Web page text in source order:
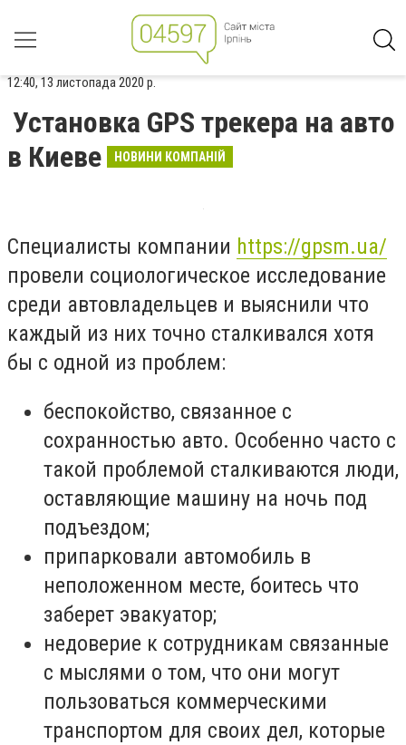
12:40, 13 листопада 2020 р.
Установка GPS трекера на авто
в Киеве
НОВИНИ КОМПАНІЙ
Специалисты компании https://gpsm.ua/
провели социологическое исследование
среди автовладельцев и выяснили что
каждый из них точно сталкивался хотя
бы с одной из проблем:
беспокойство, связанное с
сохранностью авто. Особенно часто с
такой проблемой сталкиваются люди,
оставляющие машину на ночь под
подъездом;
припарковали автомобиль в
неположенном месте, боитесь что
заберет эвакуатор;
недоверие к сотрудникам связанные
с мыслями о том, что они могут
пользоваться коммерческими
транспортом для своих дел, которые